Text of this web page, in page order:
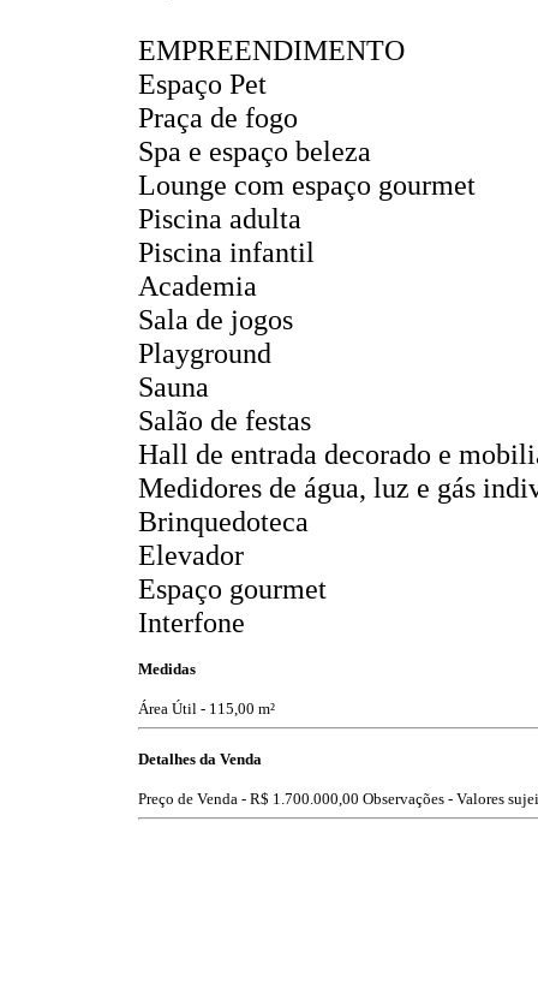
EMPREENDIMENTO
Espaço Pet
Praça de fogo
Spa e espaço beleza
Lounge com espaço gourmet
Piscina adulta
Piscina infantil
Academia
Sala de jogos
Playground
Sauna
Salão de festas
Hall de entrada decorado e
Medidores de água, luz e gás
Brinquedoteca
Elevador
Espaço gourmet
Interfone
Medidas
Área Útil - 115,00 m²
Detalhes da Venda
Preço de Venda - R$ 1.700.000,00 Observações - Valores